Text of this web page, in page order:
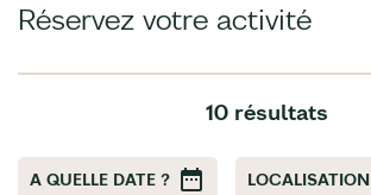
Réservez votre activité
10 résultats
A QUELLE DATE ? LOCALISATION